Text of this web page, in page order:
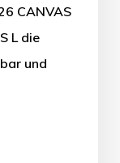
CANVAS
L die
und